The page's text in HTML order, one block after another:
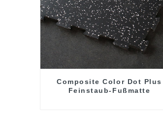
Composite Color Dot Plus
Feinstaub-Fußmatte